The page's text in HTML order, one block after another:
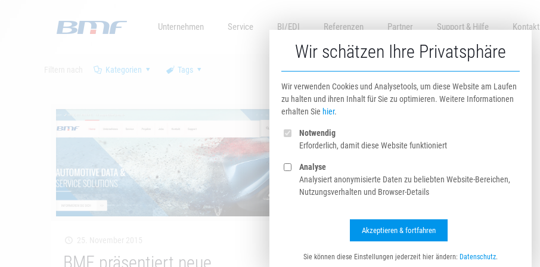
Wir schätzen Ihre Privatsphäre
Wir verwenden Cookies und Analysetools, um diese Website am Laufen
zu halten und ihren Inhalt für Sie zu optimieren. Weitere Informationen
erhalten Sie hier.
Notwendig
Erforderlich, damit diese Website funktioniert
Analyse
Analysiert anonymisierte Daten zu beliebten Website-Bereichen,
Nutzungsverhalten und Browser-Details
Akzeptieren & fortfahren
Sie können diese Einstellungen jederzeit hier ändern: Datenschutz.
Unternehmen Service BI/EDI Referenzen Partner Support & Hilfe Kontakt
Kategorien Tags
BMF präsentiert neue